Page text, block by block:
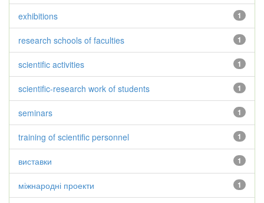
1
exhibitions
1
research schools of faculties
1
scientific activities
1
scientific-research work of students
1
seminars
1
training of scientific personnel
1
виставки
1
міжнародні проекти